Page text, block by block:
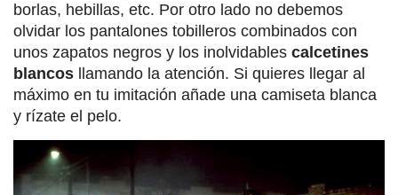
borlas, hebillas, etc. Por otro lado no debemos
olvidar los pantalones tobilleros combinados con
unos zapatos negros y los inolvidables calcetines
blancos llamando la atención. Si quieres llegar al
máximo en tu imitación añade una camiseta blanca
y rízate el pelo.